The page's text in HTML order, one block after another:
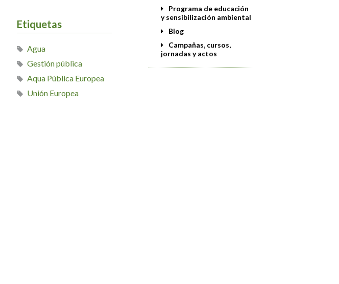
Etiquetas
Agua
Gestión pública
Aqua Pública Europea
Unión Europea
Programa de educación
y sensibilización ambiental
Blog
Campañas, cursos,
jornadas y actos